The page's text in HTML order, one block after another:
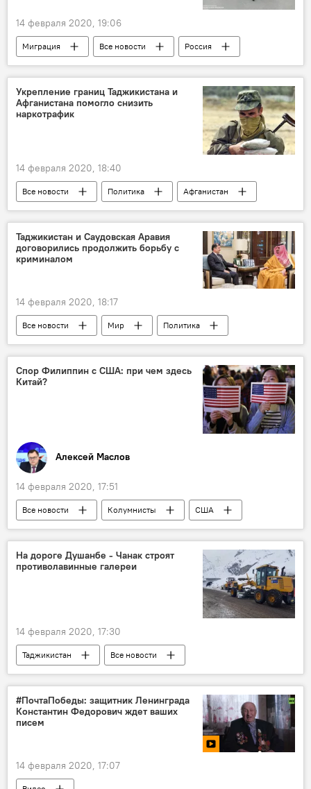
14 февраля 2020, 19:06
Миграция Все новости
Россия
Таджикистан
Новости мигрантов из Центральной Азии в России
Укрепление границ Таджикистана и
Афганистана помогло снизить
наркотрафик
14 февраля 2020, 18:40
Все новости Политика
Афганистан
Таджикистан
наркотики граница
Таджикистан и Саудовская Аравия
договорились продолжить борьбу с
криминалом
14 февраля 2020, 18:17
Все новости Мир
Политика
Саудовская Аравия
преступность
Таджикистан
Спор Филиппин с США: при чем здесь
Китай?
Алексей Маслов
14 февраля 2020, 17:51
Все новости Колумнисты
США
Китай
Филиппины
На дороге Душанбе - Чанак строят
противолавинные галереи
14 февраля 2020, 17:30
Таджикистан
Все новости
Строительство
#ПочтаПобеды: защитник Ленинграда
Константин Федорович ждет ваших
писем
14 февраля 2020, 17:07